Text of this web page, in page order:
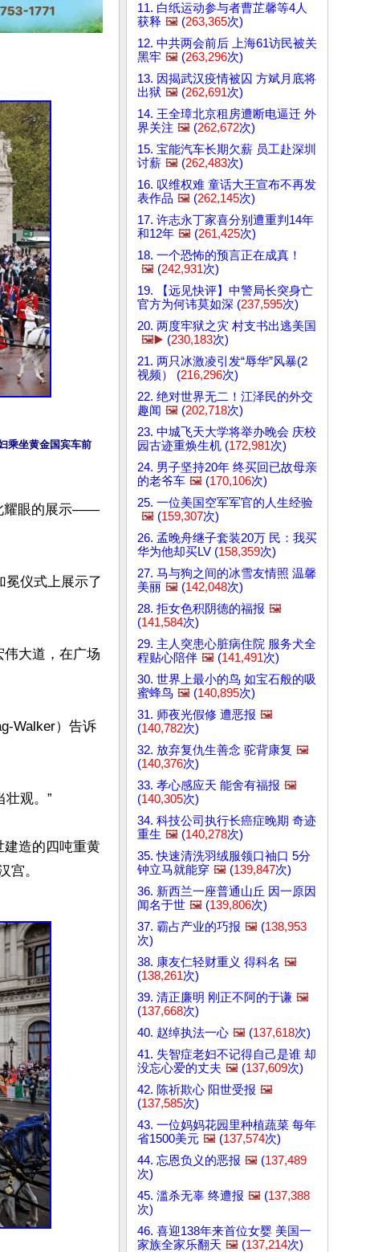
乘坐黄金国宾车前
耀眼的展示——
冕仪式上展示了
大道，在广场
Walker）告诉
壮观。”
建造的四吨重黄
11. 白纸运动参与者曹芷馨等4人
获释 🖼️ (263,365次)
12. 中共两会前后 上海61访民被关
黑牢 🖼️ (263,296次)
13. 因揭武汉疫情被囚 方斌月底将
出狱 🖼️ (262,691次)
14. 王全璋北京租房遭断电逼迁 外
界关注 🖼️ (262,672次)
15. 宝能汽车长期欠薪 员工赴深圳
讨薪 🖼️ (262,483次)
16. 叹维权难 童话大王宣布不再发
表作品 🖼️ (262,145次)
17. 许志永丁家喜分别遭重判14年
和12年 🖼️ (261,425次)
18. 一个恐怖的预言正在成真！
🖼️ (242,931次)
19. 【远见快评】中警局长突身亡
官方为何讳莫如深 (237,595次)
20. 两度牢狱之灾 村支书出逃美国
🖼️▶️ (230,183次)
21. 两只冰激凌引发“辱华”风暴(2
视频） (216,296次)
22. 绝对世界无二！江泽民的外交
趣闻 🖼️ (202,718次)
23. 中城飞天大学将举办晚会 庆校
园古迹重焕生机 (172,981次)
24. 男子坚持20年 终买回已故母亲
的老爷车 🖼️ (170,106次)
25. 一位美国空军军官的人生经验
🖼️ (159,307次)
26. 孟晚舟继子套装20万 民：我买
华为他却买LV (158,359次)
27. 马与狗之间的冰雪友情照 温馨
美丽 🖼️ (142,048次)
28. 拒女色积阴德的福报 🖼️
(141,584次)
29. 主人突患心脏病住院 服务犬全
程贴心陪伴 🖼️ (141,491次)
30. 世界上最小的鸟 如宝石般的吸
蜜蜂鸟 🖼️ (140,895次)
31. 师夜光假修 遭恶报 🖼️
(140,782次)
32. 放弃复仇生善念 驼背康复 🖼️
(140,376次)
33. 孝心感应天 能舍有福报 🖼️
(140,305次)
34. 科技公司执行长癌症晚期 奇迹
重生 🖼️ (140,278次)
35. 快速清洗羽绒服领口袖口 5分
钟立马就能穿 🖼️ (139,847次)
36. 新西兰一座普通山丘 因一原因
闻名于世 🖼️ (139,806次)
37. 霸占产业的巧报 🖼️ (138,953
次)
38. 康友仁轻财重义 得科名 🖼️
(138,261次)
39. 清正廉明 刚正不阿的于谦 🖼️
(137,668次)
40. 赵绰执法一心 🖼️ (137,618次)
41. 失智症老妇不记得自己是谁 却
没忘心爱的丈夫 🖼️ (137,609次)
42. 陈祈欺心 阳世受报 🖼️
(137,585次)
43. 一位妈妈花园里种植蔬菜 每年
省1500美元 🖼️ (137,574次)
44. 忘恩负义的恶报 🖼️ (137,489
次)
45. 滥杀无辜 终遭报 🖼️ (137,388
次)
46. 喜迎138年来首位女婴 美国一
家族全家乐翻天 🖼️ (137,214次)